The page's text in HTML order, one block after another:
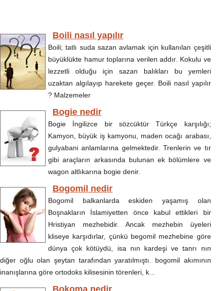
Boili nasıl yapılır
Boili; tatlı suda sazan avlamak için kullanılan çeşitli
büyüklükte hamur toplarına verilen addır. Kokulu ve
lezzetli olduğu için sazan balıkları bu yemleri
uzaktan algılayıp harekete geçer. Boili nasıl yapılır
? Malzemeler
Bogie nedir
Bogie İngilizce bir sözcüktür Türkçe karşılığı;
Kamyon, büyük iş kamyonu, maden ocağı arabası,
gulyabani anlamlarına gelmektedir. Trenlerin ve tır
gibi araçların arkasında bulunan ek bölümlere ve
wagon altlıkarına bogie denir.
Bogomil nedir
Bogomil balkanlarda eskiden yaşamış olan
Boşnakların İslamiyetten önce kabul ettikleri bir
Hristiyan mezhebidir. Ancak mezhebin üyeleri
kliseye karşıdırlar, çünkü begomil mezhebine göre
dünya çok kötüydü, isa nın kardeşi ve tanrı nın
diğer oğlu olan şeytan tarafından yaratılmıştı. bogomil akımının
inanışlarına göre ortodoks kilisesinin törenleri, k...
Bokoma nedir